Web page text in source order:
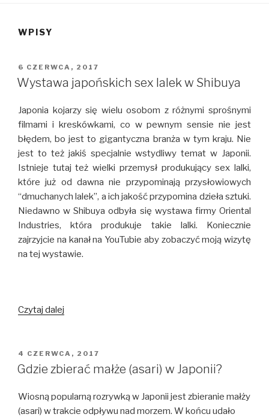
WPISY
OPUBLIKOWANE
W
6 CZERWCA, 2017
Wystawa japońskich sex lalek w Shibuya
Japonia kojarzy się wielu osobom z różnymi sprośnymi
filmami i kreskówkami, co w pewnym sensie nie jest
błędem, bo jest to gigantyczna branża w tym kraju. Nie
jest to też jakiś specjalnie wstydliwy temat w Japonii.
Istnieje tutaj też wielki przemysł produkujący sex lalki,
które już od dawna nie przypominają przysłowiowych
“dmuchanych lalek”, a ich jakość przypomina dzieła sztuki.
Niedawno w Shibuya odbyła się wystawa firmy Oriental
Industries, która produkuje takie lalki. Koniecznie
zajrzyjcie na kanał na YouTubie aby zobaczyć moją wizytę
na tej wystawie.
Czytaj dalej
lalek
w
OPUBLIKOWANE
W
4 CZERWCA, 2017
Gdzie zbierać małże (asari) w Japonii?
Wiosną popularną rozrywką w Japonii jest zbieranie małży
(asari) w trakcie odpływu nad morzem. W końcu udało